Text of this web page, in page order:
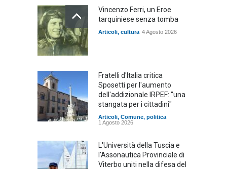
Vincenzo Ferri, un Eroe
tarquiniese senza tomba
Articoli, cultura 4 Agosto 2026
Fratelli d'Italia critica
Sposetti per l'aumento
dell'addizionale IRPEF: "una
stangata per i cittadini"
Articoli, Comune, politica
1 Agosto 2026
L'Università della Tuscia e
l'Assonautica Provinciale di
Viterbo uniti nella difesa del